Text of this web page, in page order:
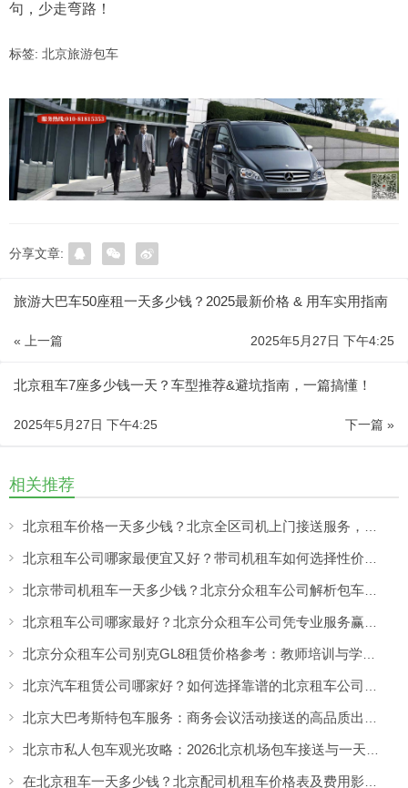
句，少走弯路！
标签: 北京旅游包车
分享文章:
旅游大巴车50座租一天多少钱？2025最新价格 & 用车实用指南
« 上一篇 2025年5月27日 下午4:25
北京租车7座多少钱一天？车型推荐&避坑指南，一篇搞懂！
下一篇 »
2025年5月27日 下午4:25
相关推荐